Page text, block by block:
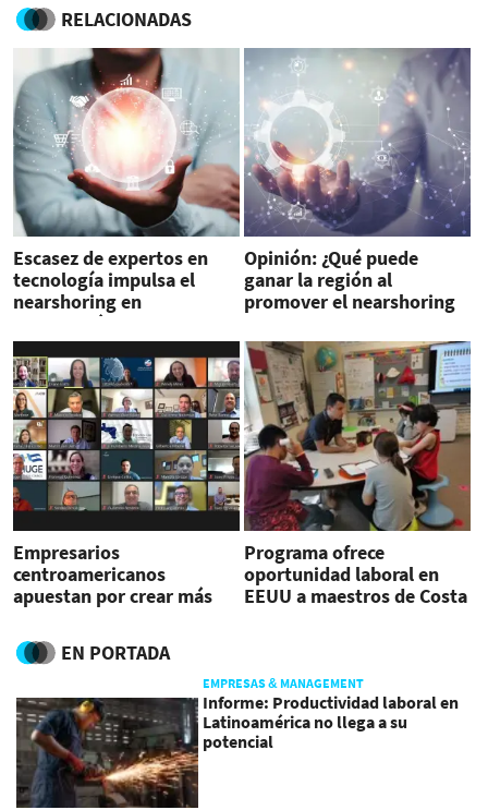
RELACIONADAS
Escasez de expertos en
tecnología impulsa el
nearshoring en
Latinoamérica
Opinión: ¿Qué puede
ganar la región al
promover el nearshoring
software?
Empresarios
centroamericanos
apuestan por crear más
nearshoring como
oportunidad
Programa ofrece
oportunidad laboral en
EEUU a maestros de Costa
EN PORTADA
EMPRESAS & MANAGEMENT
Informe: Productividad laboral en
Latinoamérica no llega a su
potencial